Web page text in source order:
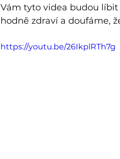
Vám tyto videa budou
hodně zdraví a doufáme,
https://youtu.be/26IkplRTh7g